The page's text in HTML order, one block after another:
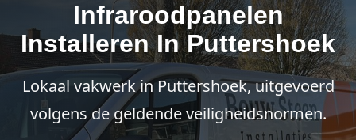
Infraroodpanelen
Installeren In Puttershoek
Lokaal vakwerk in Puttershoek, uitgevoerd
volgens de geldende veiligheidsnormen.